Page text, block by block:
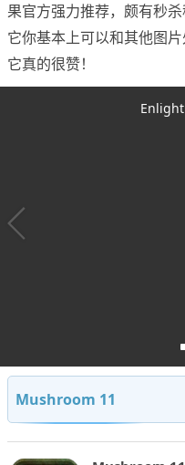
果官方强力推荐，颇有秒
它你基本上可以和其他图
它真的很赞！
Mushroom 11